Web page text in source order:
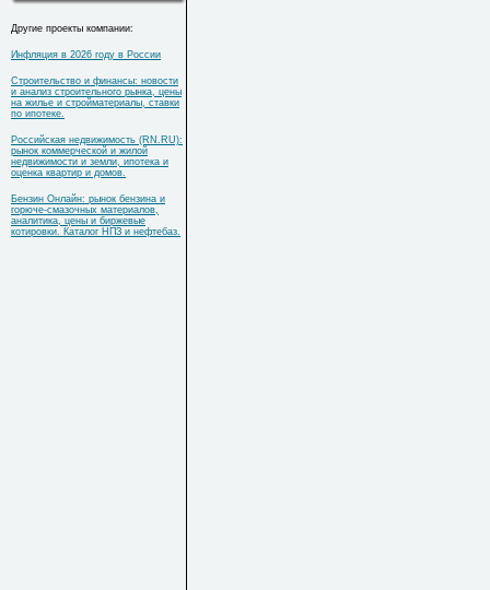
Другие проекты компании:
Инфляция в 2026 году в России
Строительство и финансы: новости
и анализ строительного рынка, цены
на жилье и стройматериалы, ставки
по ипотеке.
Российская недвижимость (RN.RU):
рынок коммерческой и жилой
недвижимости и земли, ипотека и
оценка квартир и домов.
Бензин Онлайн: рынок бензина и
горюче-смазочных материалов,
аналитика, цены и биржевые
котировки. Каталог НПЗ и нефтебаз.